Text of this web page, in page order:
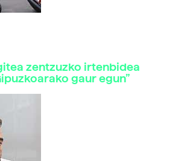
zentzuzko irtenbidea
gaur egun”